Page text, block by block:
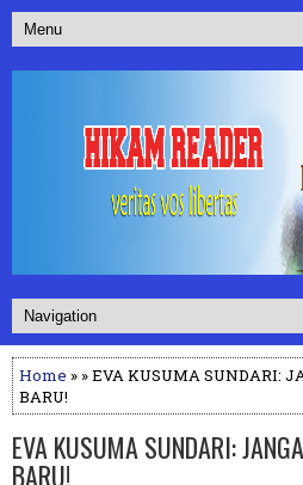
Home » » EVA KUSUMA SUNDARI:
BARU!
EVA KUSUMA SUNDARI:
BARU!